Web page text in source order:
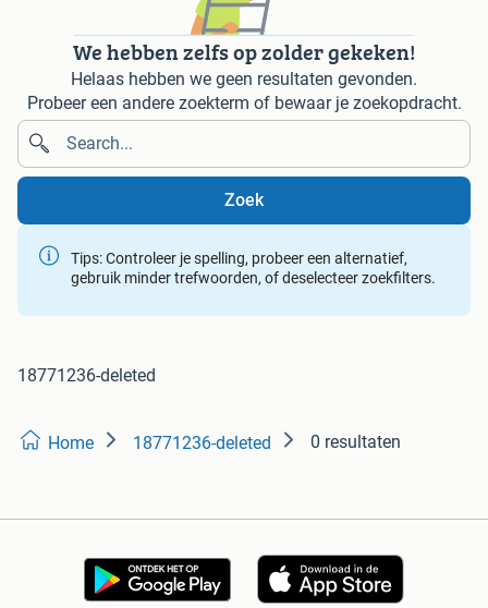
We hebben zelfs op zolder gekeken!
Helaas hebben we geen resultaten gevonden.
Probeer een andere zoekterm of bewaar je zoekopdracht.
Zoek
Tips: Controleer je spelling, probeer een alternatief,
gebruik minder trefwoorden, of deselecteer zoekfilters.
18771236-deleted
Home 18771236-deleted 0 resultaten